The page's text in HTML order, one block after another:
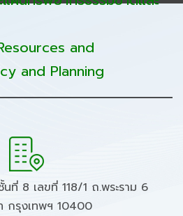
and
and Planning
ที่ 8 เลขที่ 118/1 ถ.พระราม 6
กรุงเทพฯ 10400